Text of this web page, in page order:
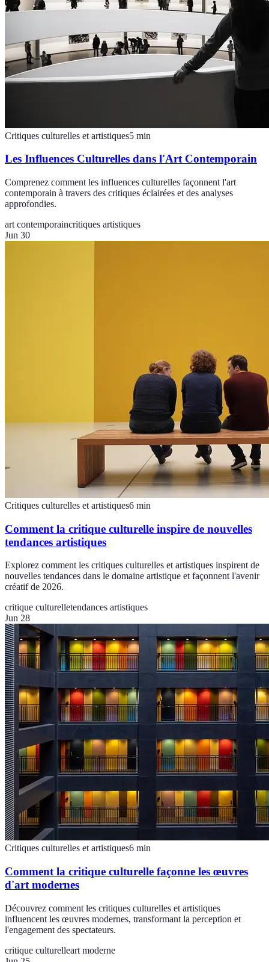
Critiques culturelles et artistiques5 min
Les Influences Culturelles dans l'Art Contemporain
Comprenez comment les influences culturelles façonnent l'art
contemporain à travers des critiques éclairées et des analyses
approfondies.
art contemporaincritiques artistiques
Jun 30
Critiques culturelles et artistiques6 min
Comment la critique culturelle inspire de nouvelles
tendances artistiques
Explorez comment les critiques culturelles et artistiques inspirent de
nouvelles tendances dans le domaine artistique et façonnent l'avenir
créatif de 2026.
critique culturelletendances artistiques
Jun 28
Critiques culturelles et artistiques6 min
Comment la critique culturelle façonne les œuvres
d'art modernes
Découvrez comment les critiques culturelles et artistiques
influencent les œuvres modernes, transformant la perception et
l'engagement des spectateurs.
critique culturelleart moderne